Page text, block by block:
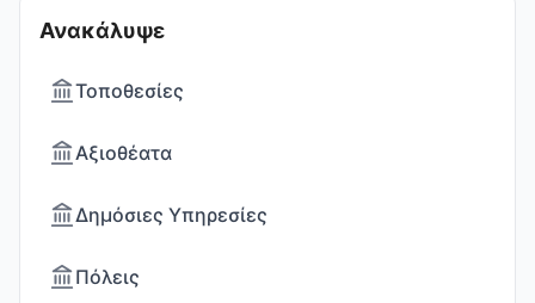
Ανακάλυψε
Τοποθεσίες
Αξιοθέατα
Δημόσιες Υπηρεσίες
Πόλεις